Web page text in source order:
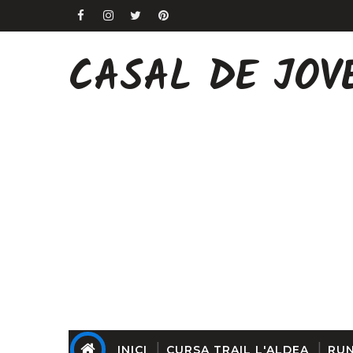
CASAL DE
INICI CURSA TRAIL L'ALDEA